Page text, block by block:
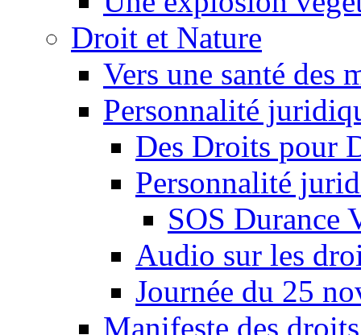
Droit et Nature
Vers une santé des
Personnalité
Des Droits pour
Personnalité
SOS Durance
Audio sur les
Journée du 25
Manifeste des